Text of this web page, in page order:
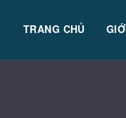
TRANG CHỦ